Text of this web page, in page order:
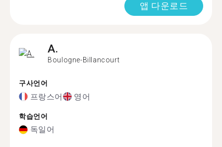
앱 다운로드
A.
Boulogne-Billancourt
구사언어
프랑스어 영어
학습언어
독일어